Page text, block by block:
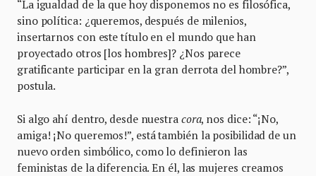
“La igualdad de la que hoy disponemos no es filosófica,
sino política: ¿queremos, después de milenios,
insertarnos con este título en el mundo que han
proyectado otros [los hombres]? ¿Nos parece
gratificante participar en la gran derrota del hombre?”,
postula.
Si algo ahí dentro, desde nuestra cora, nos dice: “¡No,
amiga! ¡No queremos!”, está también la posibilidad de un
nuevo orden simbólico, como lo definieron las
feministas de la diferencia. En él, las mujeres creamos